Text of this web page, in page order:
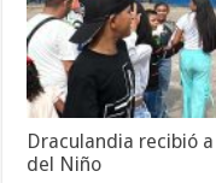
Draculandia recibió
del Niño